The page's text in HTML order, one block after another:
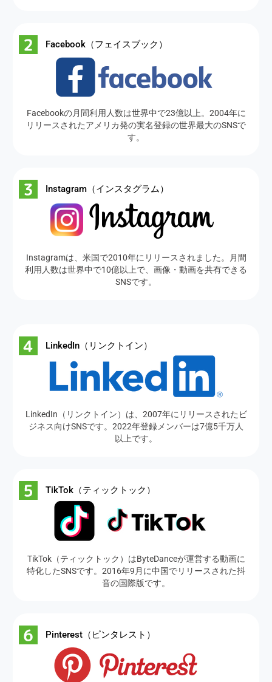
Facebook（フェイスブック）
Facebookの月間利用人数は世界中で23億以上。2004年に
リリースされたアメリカ発の実名登録の世界最大のSNSで
す。
Instagram（インスタグラム）
Instagramは、米国で2010年にリリースされました。月間
利用人数は世界中で10億以上で、画像・動画を共有できる
SNSです。
LinkedIn（リンクトイン）
LinkedIn（リンクトイン）は、2007年にリリースされたビ
ジネス向けSNSです。2022年登録メンバーは7億5千万人
以上です。
TikTok（ティックトック）
TikTok（ティックトック）はByteDanceが運営する動画に
特化したSNSです。2016年9月に中国でリリースされた抖
音の国際版です。
Pinterest（ピンタレスト）